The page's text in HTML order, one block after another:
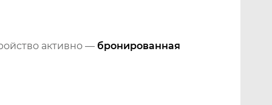
активно — бронированная